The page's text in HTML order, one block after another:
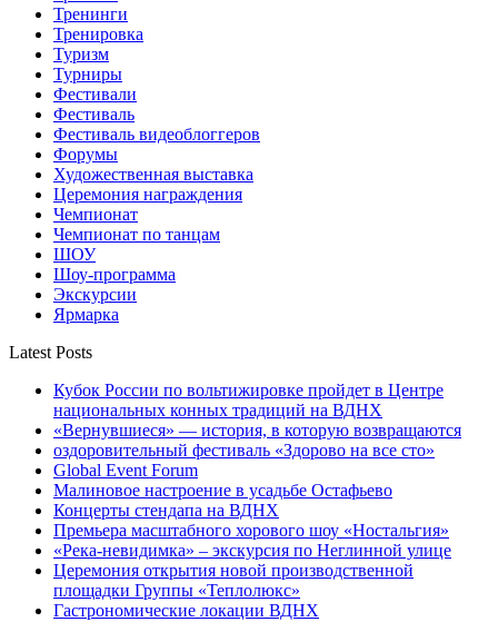
Тренинги
Тренировка
Туризм
Турниры
Фестивали
Фестиваль
Фестиваль видеоблоггеров
Форумы
Художественная выставка
Церемония награждения
Чемпионат
Чемпионат по танцам
ШОУ
Шоу-программа
Экскурсии
Ярмарка
Latest Posts
Кубок России по вольтижировке пройдет в Центре
национальных конных традиций на ВДНХ
«Вернувшиеся» — история, в которую возвращаются
оздоровительный фестиваль «Здорово на все сто»
Global Event Forum
Малиновое настроение в усадьбе Остафьево
Концерты стендапа на ВДНХ
Премьера масштабного хорового шоу «Ностальгия»
«Река-невидимка» – экскурсия по Неглинной улице
Церемония открытия новой производственной
площадки Группы «Теплолюкс»
Гастрономические локации ВДНХ